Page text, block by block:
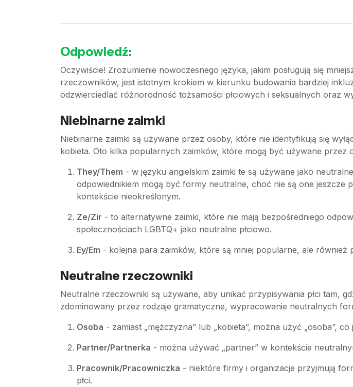
Odpowiedź:
Oczywiście! Zrozumienie nowoczesnego języka, jakim posługują się
rzeczowników, jest istotnym krokiem w kierunku budowania bardziej
odzwierciedlać różnorodność tożsamości płciowych i seksualnych oraz
Niebinarne zaimki
Niebinarne zaimki są używane przez osoby, które nie identyfikują się
kobieta. Oto kilka popularnych zaimków, które mogą być używane przez
They/Them - w języku angielskim zaimki te są używane jako
odpowiednikiem mogą być formy neutralne, choć nie są one
kontekście nieokreślonym.
Ze/Zir - to alternatywne zaimki, które nie mają bezpośredniego
społecznościach LGBTQ+ jako neutralne płciowo.
Ey/Em - kolejna para zaimków, które są mniej popularne, ale również
Neutralne rzeczowniki
Neutralne rzeczowniki są używane, aby unikać przypisywania płci tam,
zdominowany przez rodzaje gramatyczne, wypracowanie neutralnych
Osoba - zamiast „mężczyzna” lub „kobieta”, można użyć „osoba”,
Partner/Partnerka - można używać „partner” w kontekście
Pracownik/Pracowniczka - niektóre firmy i organizacje przyjmują
płci.